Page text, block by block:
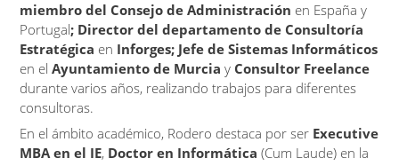
miembro del Consejo de Administración en España y
Portugal; Director del departamento de Consultoría
Estratégica en Inforges; Jefe de Sistemas Informáticos
en elAyuntamiento de Murciay Consultor Freelance
durante varios años, realizando trabajos para diferentes
consultoras.
En el ámbito académico, Rodero destaca por ser Executive
MBA en el IE, Doctor en Informática(Cum Laude) en la